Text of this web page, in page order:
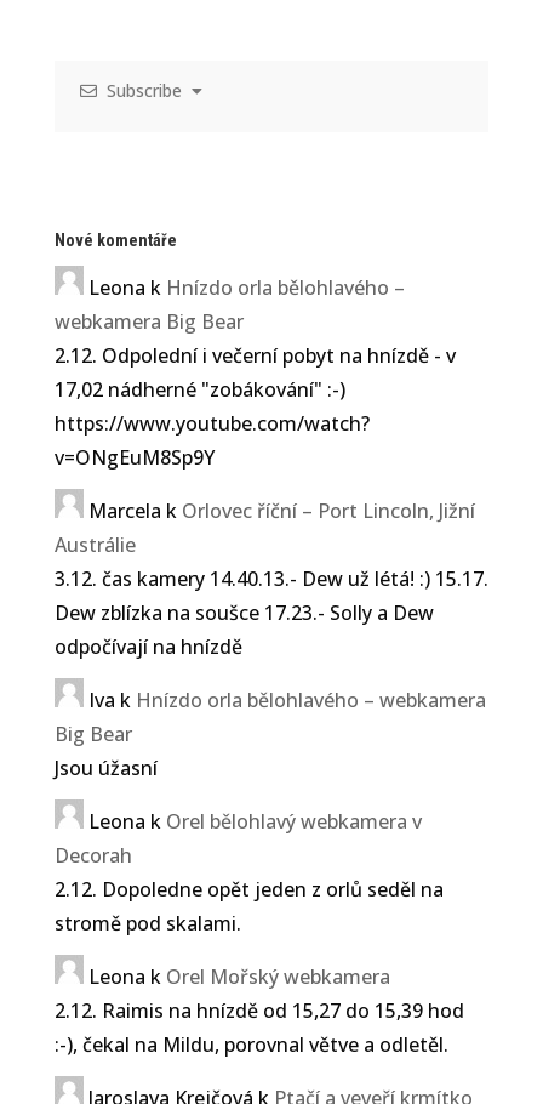
Subscribe
Nové komentáře
Leona k Hnízdo orla bělohlavého –
webkamera Big Bear
2.12. Odpolední i večerní pobyt na hnízdě - v
17,02 nádherné "zobákování" :-)
https://www.youtube.com/watch?
v=ONgEuM8Sp9Y
Marcela k Orlovec říční – Port Lincoln, Jižní
Austrálie
3.12. čas kamery 14.40.13.- Dew už létá! :) 15.17.
Dew zblízka na soušce 17.23.- Solly a Dew
odpočívají na hnízdě
Iva k Hnízdo orla bělohlavého – webkamera
Big Bear
Jsou úžasní
Leona k Orel bělohlavý webkamera v
Decorah
2.12. Dopoledne opět jeden z orlů seděl na
stromě pod skalami.
Leona k Orel Mořský webkamera
2.12. Raimis na hnízdě od 15,27 do 15,39 hod
:-), čekal na Mildu, porovnal větve a odletěl.
Jaroslava Krejčová k Ptačí a veveří krmítko
Sdílejte stránku
Podělte se s kamarády.
ZooCam. info – magazín a
online kamery z přírody
Petra Chlumecka